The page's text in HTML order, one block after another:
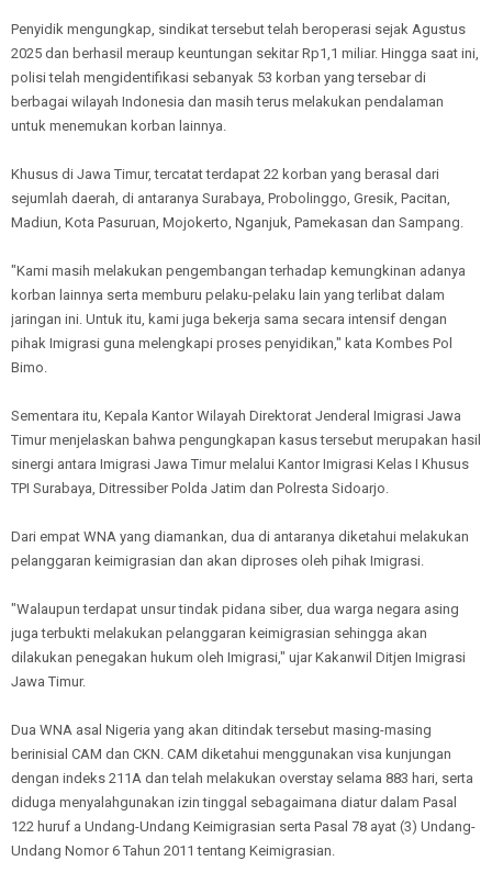
Penyidik mengungkap, sindikat tersebut telah beroperasi sejak Agustus
2025 dan berhasil meraup keuntungan sekitar Rp1,1 miliar. Hingga saat ini,
polisi telah mengidentifikasi sebanyak 53 korban yang tersebar di
berbagai wilayah Indonesia dan masih terus melakukan pendalaman
untuk menemukan korban lainnya.
Khusus di Jawa Timur, tercatat terdapat 22 korban yang berasal dari
sejumlah daerah, di antaranya Surabaya, Probolinggo, Gresik, Pacitan,
Madiun, Kota Pasuruan, Mojokerto, Nganjuk, Pamekasan dan Sampang.
"Kami masih melakukan pengembangan terhadap kemungkinan adanya
korban lainnya serta memburu pelaku-pelaku lain yang terlibat dalam
jaringan ini. Untuk itu, kami juga bekerja sama secara intensif dengan
pihak Imigrasi guna melengkapi proses penyidikan," kata Kombes Pol
Bimo.
Sementara itu, Kepala Kantor Wilayah Direktorat Jenderal Imigrasi Jawa
Timur menjelaskan bahwa pengungkapan kasus tersebut merupakan hasil
sinergi antara Imigrasi Jawa Timur melalui Kantor Imigrasi Kelas I Khusus
TPI Surabaya, Ditressiber Polda Jatim dan Polresta Sidoarjo.
Dari empat WNA yang diamankan, dua di antaranya diketahui melakukan
pelanggaran keimigrasian dan akan diproses oleh pihak Imigrasi.
"Walaupun terdapat unsur tindak pidana siber, dua warga negara asing
juga terbukti melakukan pelanggaran keimigrasian sehingga akan
dilakukan penegakan hukum oleh Imigrasi," ujar Kakanwil Ditjen Imigrasi
Jawa Timur.
Dua WNA asal Nigeria yang akan ditindak tersebut masing-masing
berinisial CAM dan CKN. CAM diketahui menggunakan visa kunjungan
dengan indeks 211A dan telah melakukan overstay selama 883 hari, serta
diduga menyalahgunakan izin tinggal sebagaimana diatur dalam Pasal
122 huruf a Undang-Undang Keimigrasian serta Pasal 78 ayat (3) Undang-
Undang Nomor 6 Tahun 2011 tentang Keimigrasian.